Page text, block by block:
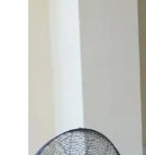
Theo dõi báo trên